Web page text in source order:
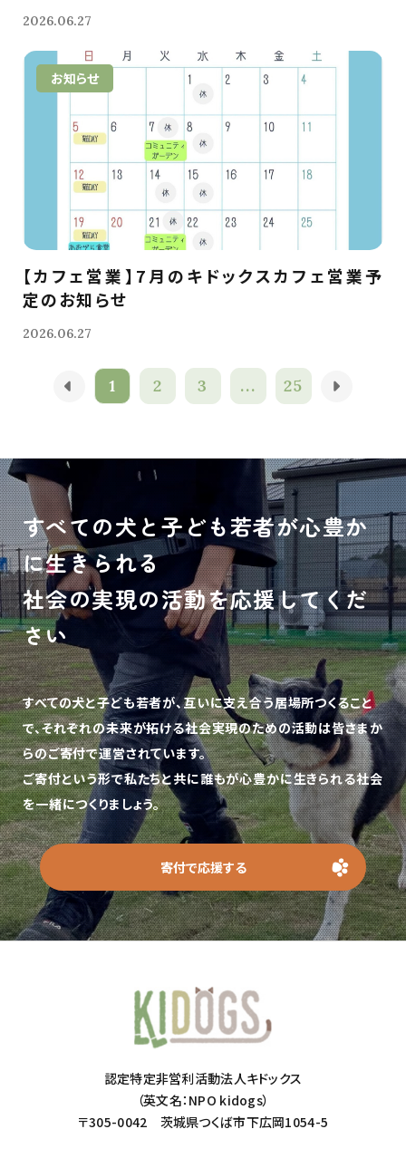
2026.06.27
お知らせ
【カフェ営業】7月のキドックスカフェ営業予
定のお知らせ
2026.06.27
1 2 3 ... 25
すべての犬と子ども若者が心豊か
に生きられる
社会の実現の活動を応援してくだ
さい
すべての犬と子ども若者が、互いに支え合う居場所つくること
で、それぞれの未来が拓ける社会実現のための活動は皆さまか
らのご寄付で運営されています。
ご寄付という形で私たちと共に誰もが心豊かに生きられる社会
を一緒につくりましょう。
寄付で応援する
認定特定非営利活動法人キドックス
（英文名：NPO kidogs）
〒305-0042 茨城県つくば市下広岡1054-5